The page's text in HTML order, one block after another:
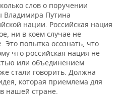
слов о поручении
Владимира Путина
нации. Российская нация
ни в коем случае не
Это попытка осознать, что
что российская нация не
или объединением
стали говорить. Должна
которая приемлема для
нашей стране.